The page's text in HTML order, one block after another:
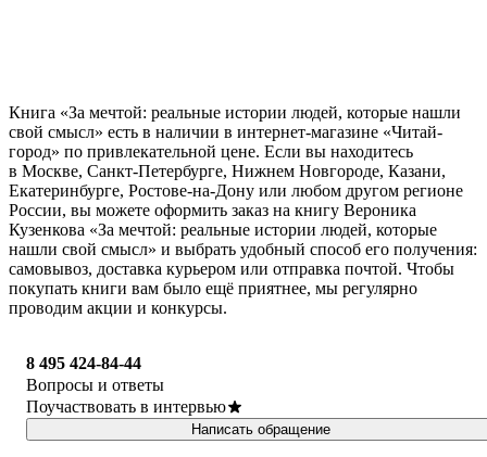
Книга «За мечтой: реальные истории людей, которые нашли
свой смысл» есть в наличии в интернет-магазине «Читай-
город» по привлекательной цене. Если вы находитесь
в Москве, Санкт-Петербурге, Нижнем Новгороде, Казани,
Екатеринбурге, Ростове-на-Дону или любом другом регионе
России, вы можете оформить заказ на книгу Вероника
Кузенкова «За мечтой: реальные истории людей, которые
нашли свой смысл» и выбрать удобный способ его получения:
самовывоз, доставка курьером или отправка почтой. Чтобы
покупать книги вам было ещё приятнее, мы регулярно
проводим акции и конкурсы.
8 495 424-84-44
Вопросы и ответы
Поучаствовать в интервью
Написать обращение